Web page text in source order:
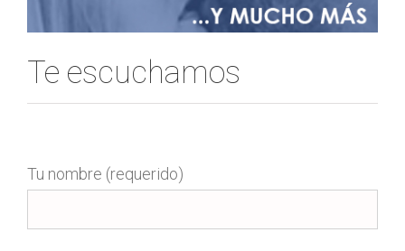
Te escuchamos
Tu nombre (requerido)